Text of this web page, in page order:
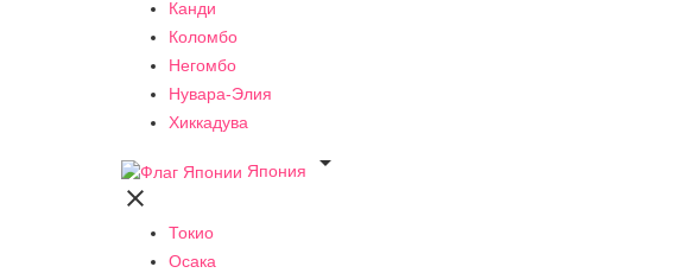
Канди
Коломбо
Негомбо
Нувара-Элия
Хиккадува
Япония


Токио
Осака